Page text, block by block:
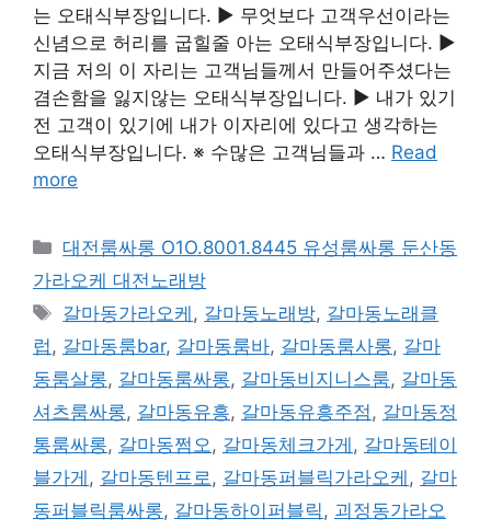
는 오태식부장입니다. ▶ 무엇보다 고객우선이라는
신념으로 허리를 굽힐줄 아는 오태식부장입니다. ▶
지금 저의 이 자리는 고객님들께서 만들어주셨다는
겸손함을 잃지않는 오태식부장입니다. ▶ 내가 있기
전 고객이 있기에 내가 이자리에 있다고 생각하는
오태식부장입니다. ※ 수많은 고객님들과 … Read
more
카
테
고
리
대전룸싸롱 O1O.8001.8445 유성룸싸롱 둔산동
가라오케 대전노래방
태
그
갈마동가라오케 , 갈마동노래방, 갈마동노래클
럽 , 갈마동룸bar, 갈마동룸바, 갈마동룸사롱, 갈마
동룸살롱, 갈마동룸싸롱, 갈마동비지니스룸, 갈마동
셔츠룸싸롱, 갈마동유흥, 갈마동유흥주점 , 갈마동정
통룸싸롱, 갈마동쩜오 , 갈마동체크가게 , 갈마동테이
블가게 , 갈마동텐프로 , 갈마동퍼블릭가라오케 , 갈마
동퍼블릭룸싸롱, 갈마동하이퍼블릭 , 괴정동가라오